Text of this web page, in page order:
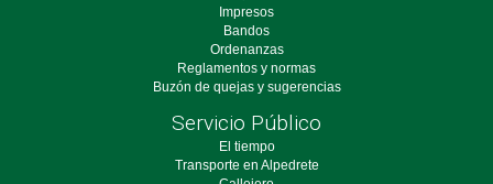
Impresos
Bandos
Ordenanzas
Reglamentos y normas
Buzón de quejas y sugerencias
Servicio Público
El tiempo
Transporte en Alpedrete